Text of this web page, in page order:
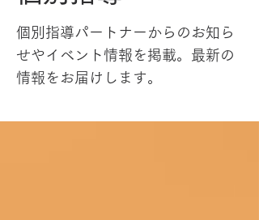
個別指導パートナーからのお知ら
せやイベント情報を掲載。最新の
情報をお届けします。